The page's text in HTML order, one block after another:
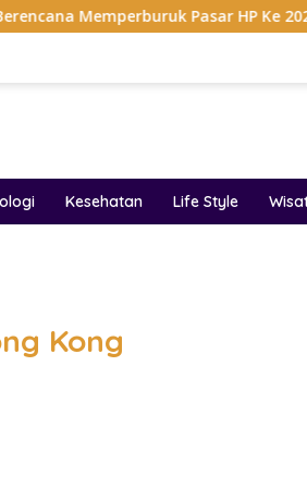
Pasar HP Ke 2027
Kesehatan Life Style
Kong